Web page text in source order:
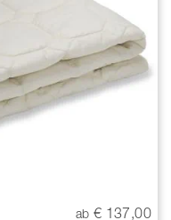
ab € 137,00